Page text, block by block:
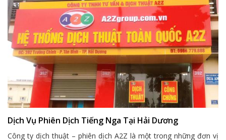
Dịch Vụ Phiên Dịch Tiếng Nga Tại Hải Dương
Công ty dịch thuật – phiên dịch A2Z là một trong những đơn vị